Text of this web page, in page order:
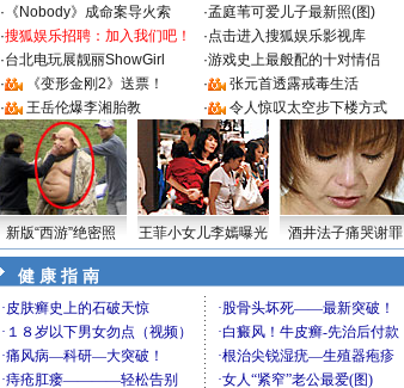
· 《Nobody》成命案导火索 ·孟庭苇可爱儿子最新照(图)
·搜狐娱乐招聘：加入我们吧！ ·点击进入搜狐娱乐影视库
·台北电玩展靓丽ShowGirl ·游戏史上最般配的十对情侣
·
《变形金刚2》送票！ ·
张元首透露戒毒生活
·
王岳伦爆李湘胎教 · 令人惊叹太空步下楼方式
新版“西游”绝密照 王菲小女儿李嫣曝光 酒井法子痛哭谢罪
健 康 指 南